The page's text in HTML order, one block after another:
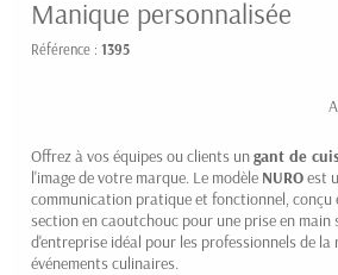
Manique personnalisée
Référence : 1395
Offrez à vos équipes ou clients ungant de
l'image de votre marque. Le modèle NUROest
communication pratique et fonctionnel, conçu
section en caoutchouc pour une prise en main
d'entreprise idéal pour les professionnels de
événements culinaires.